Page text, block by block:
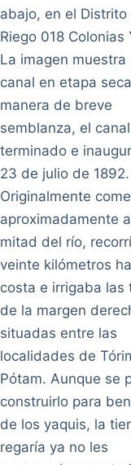
abajo, en el Distrito
Riego 018 Colonias
La imagen muestra
canal en etapa
manera de breve
semblanza, el
terminado e
23 de julio de 1892.
Originalmente
aproximadamente
mitad del río,
veinte kilómetros
costa e irrigaba las
de la margen
situadas entre las
localidades de
Pótam. Aunque se
construirlo para
de los yaquis, la
regaría ya no les